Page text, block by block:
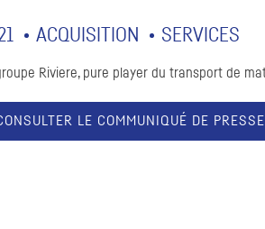
ACQUISITION SERVICES
Riviere, pure player du transport de
LE COMMUNIQUÉ DE PRESSE